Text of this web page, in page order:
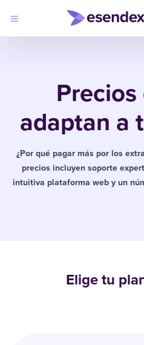
Soluciones
Desarrolladores
Por qué
elegirnos
Log
in
adaptan a
¿Por qué pagar más por los
precios incluyen soporte
intuitiva plataforma web y un
Elige tu